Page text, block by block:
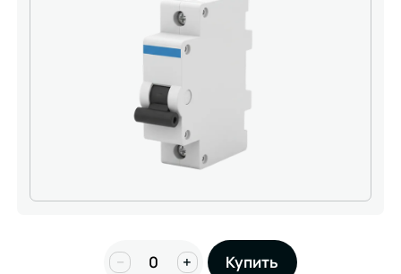
− + Купить